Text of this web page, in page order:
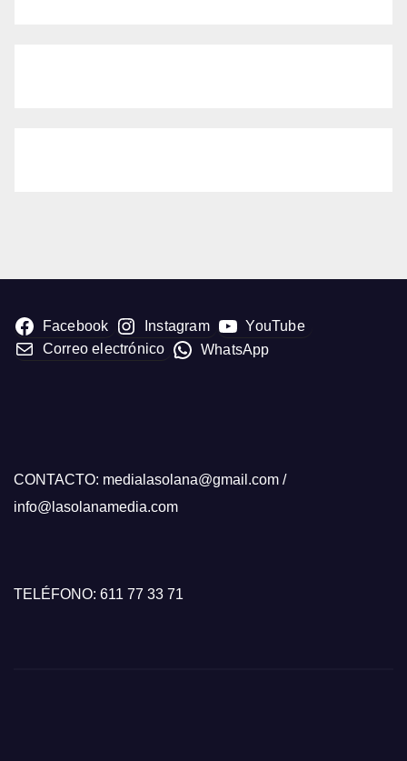
Facebook Instagram
YouTube
Correo electrónico
WhatsApp
CONTACTO: medialasolana@gmail.com /
info@lasolanamedia.com
TELÉFONO: 611 77 33 71